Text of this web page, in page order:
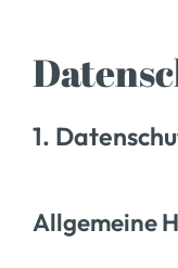
1.
Allgemeine